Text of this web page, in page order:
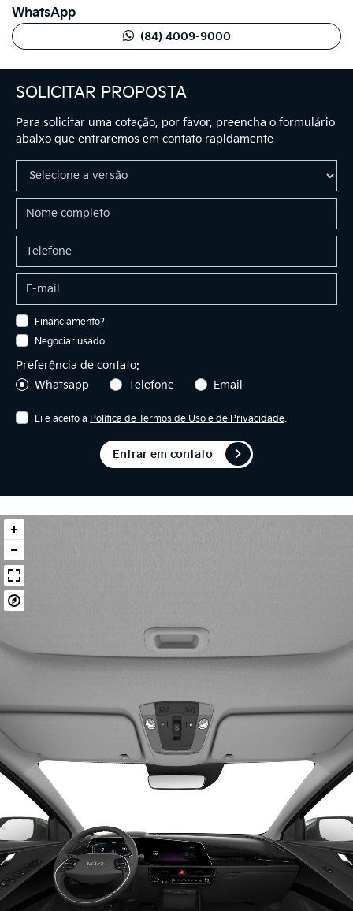
SOLICITAR PROPOSTA
Para solicitar uma cotação, por favor, preencha o formulário
abaixo que entraremos em contato rapidamente
Financiamento?
Negociar usado
Preferência de contato:
Whatsapp
Telefone Email
Li e aceito a Política de Termos de Uso e de Privacidade.
Entrar em contato
WhatsApp
(84) 4009-9000